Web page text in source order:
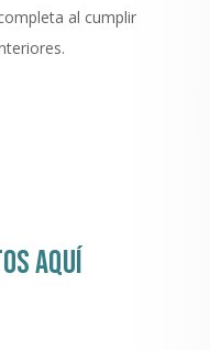
al cumplir
aquí